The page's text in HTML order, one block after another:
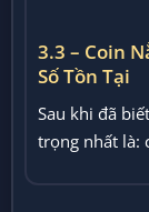
3.3 – Coin
Số Tồn Tại
Sau khi đã
trọng nhất là: